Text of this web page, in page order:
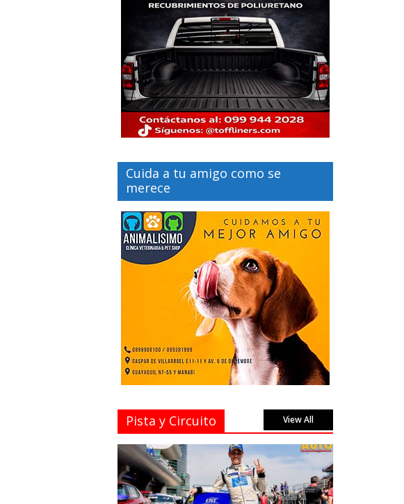
Cuida a tu amigo como se
merece
Pista y Circuito View All